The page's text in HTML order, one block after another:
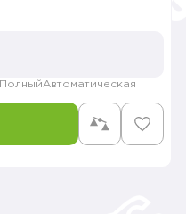
ПолныйАвтоматическая